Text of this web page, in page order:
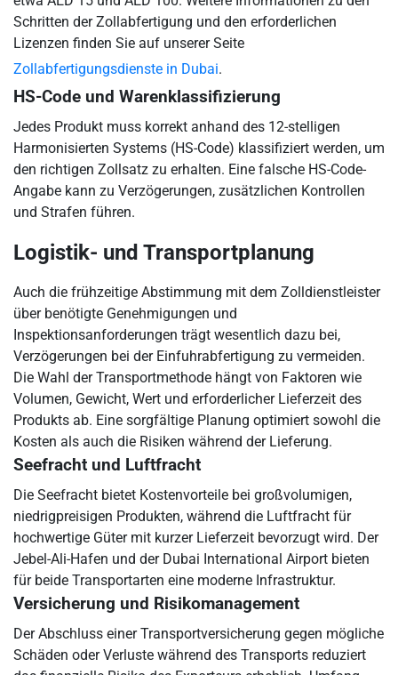
Schritten der Zollabfertigung und den erforderlichen
Lizenzen finden Sie auf unserer Seite
Zollabfertigungsdienste in Dubai.
HS-Code und Warenklassifizierung
Jedes Produkt muss korrekt anhand des 12-stelligen
Harmonisierten Systems (HS-Code) klassifiziert werden, um
den richtigen Zollsatz zu erhalten. Eine falsche HS-Code-
Angabe kann zu Verzögerungen, zusätzlichen Kontrollen
und Strafen führen.
Logistik- und Transportplanung
Auch die frühzeitige Abstimmung mit dem Zolldienstleister
über benötigte Genehmigungen und
Inspektionsanforderungen trägt wesentlich dazu bei,
Verzögerungen bei der Einfuhrabfertigung zu vermeiden.
Die Wahl der Transportmethode hängt von Faktoren wie
Volumen, Gewicht, Wert und erforderlicher Lieferzeit des
Produkts ab. Eine sorgfältige Planung optimiert sowohl die
Kosten als auch die Risiken während der Lieferung.
Seefracht und Luftfracht
Die Seefracht bietet Kostenvorteile bei großvolumigen,
niedrigpreisigen Produkten, während die Luftfracht für
hochwertige Güter mit kurzer Lieferzeit bevorzugt wird. Der
Jebel-Ali-Hafen und der Dubai International Airport bieten
für beide Transportarten eine moderne Infrastruktur.
Versicherung und Risikomanagement
Der Abschluss einer Transportversicherung gegen mögliche
Schäden oder Verluste während des Transports reduziert